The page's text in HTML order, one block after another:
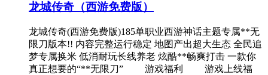
龙城传奇（西游免费版）
龙城传奇(西游免费版)185单职业西游神话主题专属**无
限刀版本!! 内容完整运行稳定 地图产出超大生态 全民追
梦专属换米 低消耐玩长线养老 炫酷**畅爽打击 一款你
真正想要的“**无限刀” 游戏福利 游戏上线福